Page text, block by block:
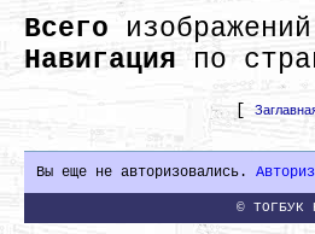
Всего
Навигация по
[
Вы еще не авторизовались.
© ТОГБУК